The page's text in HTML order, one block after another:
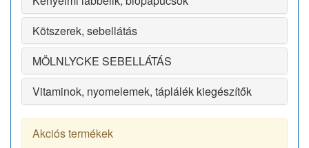
Kötszerek, sebellátás
MÖLNLYCKE SEBELLÁTÁS
Vitaminok, nyomelemek, táplálék kiegészítők
Akciós termékek